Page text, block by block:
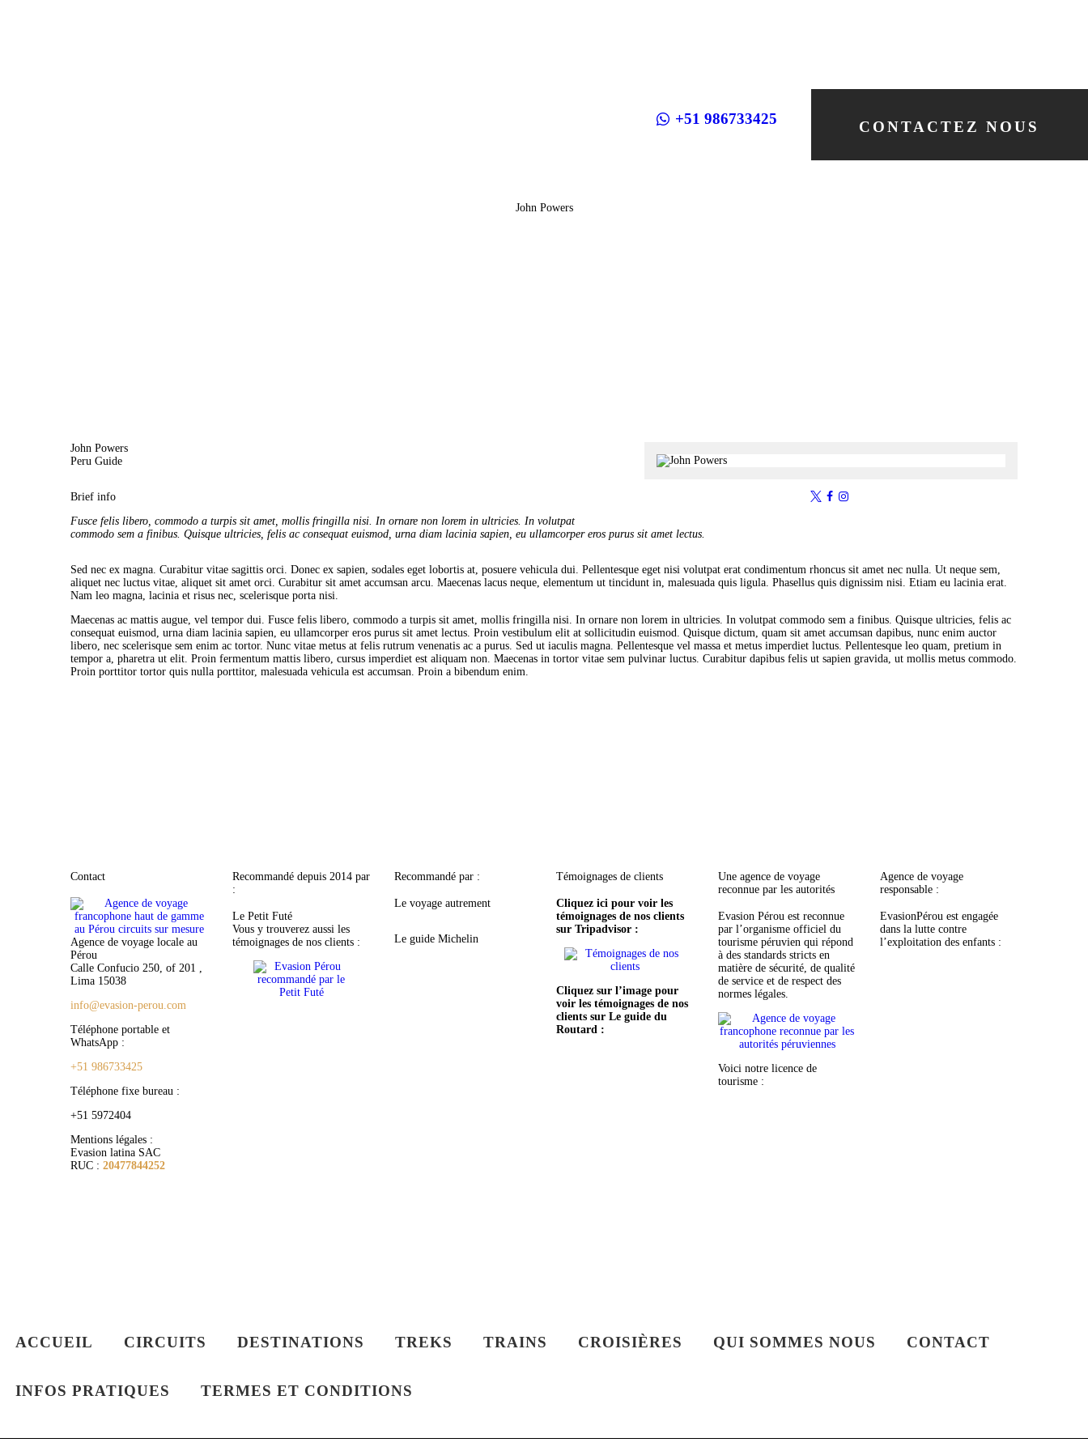
CONTACTEZ NOUS
+51 986733425
John Powers
CONDITIONS
John Powers
Peru Guide
Brief info
Fusce felis libero, commodo a turpis sit amet, mollis fringilla nisi. In ornare non lorem in ultricies. In volutpat
commodo sem a finibus. Quisque ultricies, felis ac consequat euismod, urna diam lacinia sapien, eu ullamcorper eros purus sit amet lectus.
Sed nec ex magna. Curabitur vitae sagittis orci. Donec ex sapien, sodales eget lobortis at, posuere vehicula dui. Pellentesque eget nisi volutpat erat condimentum rhoncus sit amet nec nulla. Ut neque sem,
aliquet nec luctus vitae, aliquet sit amet orci. Curabitur sit amet accumsan arcu. Maecenas lacus neque, elementum ut tincidunt in, malesuada quis ligula. Phasellus quis dignissim nisi. Etiam eu lacinia erat.
Nam leo magna, lacinia et risus nec, scelerisque porta nisi.
Maecenas ac mattis augue, vel tempor dui. Fusce felis libero, commodo a turpis sit amet, mollis fringilla nisi. In ornare non lorem in ultricies. In volutpat commodo sem a finibus. Quisque ultricies, felis ac
consequat euismod, urna diam lacinia sapien, eu ullamcorper eros purus sit amet lectus. Proin vestibulum elit at sollicitudin euismod. Quisque dictum, quam sit amet accumsan dapibus, nunc enim auctor
libero, nec scelerisque sem enim ac tortor. Nunc vitae metus at felis rutrum venenatis ac a purus. Sed ut iaculis magna. Pellentesque vel massa et metus imperdiet luctus. Pellentesque leo quam, pretium in
tempor a, pharetra ut elit. Proin fermentum mattis libero, cursus imperdiet est aliquam non. Maecenas in tortor vitae sem pulvinar luctus. Curabitur dapibus felis ut sapien gravida, ut mollis metus commodo.
Proin porttitor tortor quis nulla porttitor, malesuada vehicula est accumsan. Proin a bibendum enim.
Contact
Agence de voyage locale au
Pérou
Calle Confucio 250, of 201 ,
Lima 15038
info@evasion-perou.com
Téléphone portable et
WhatsApp :
+51 986733425
Téléphone fixe bureau :
+51 5972404
Mentions légales :
Evasion latina SAC
RUC : 20477844252
Recommandé depuis 2014 par
:
Le Petit Futé
Vous y trouverez aussi les
témoignages de nos clients :
Recommandé par :
Le voyage autrement
Le guide Michelin
Témoignages de clients
Cliquez ici pour voir les
témoignages de nos clients
sur Tripadvisor :
Cliquez sur l’image pour
voir les témoignages de nos
clients sur Le guide du
Routard :
Une agence de voyage
reconnue par les autorités
Evasion Pérou est reconnue
par l’organisme officiel du
tourisme péruvien qui répond
à des standards stricts en
matière de sécurité, de qualité
de service et de respect des
normes légales.
Voici notre licence de
tourisme :
Agence de voyage
responsable :
EvasionPérou est engagée
dans la lutte contre
l’exploitation des enfants :
ACCUEIL CIRCUITS DESTINATIONS TREKS TRAINS CROISIÈRES QUI SOMMES NOUS CONTACT
INFOS PRATIQUES TERMES ET CONDITIONS